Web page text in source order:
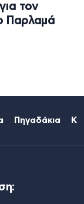
τον
Παρλαμά
Πηγαδάκια